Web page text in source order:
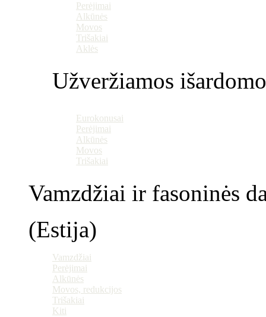
Perėjimai
Alkūnės
Movos
Trišakiai
Aklės
Užveržiamos
Eurokonusai
Perėjimai
Alkūnės
Movos
Trišakiai
Vamzdžiai ir fasoninės
(Estija)
Vamzdžiai
Perėjimai
Alkūnės
Movos, redukcijos
Trišakiai
Kiti